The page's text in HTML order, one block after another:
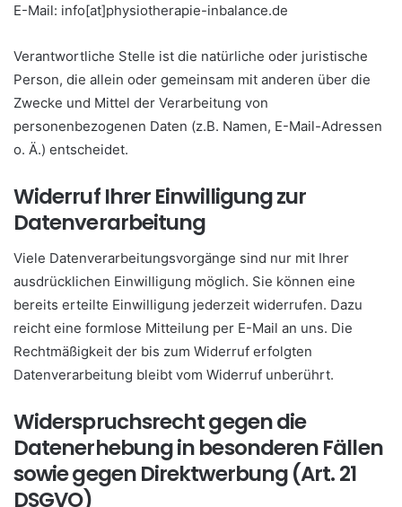
E-Mail: info[at]physiotherapie-inbalance.de
Verantwortliche Stelle ist die natürliche oder juristische
Person, die allein oder gemeinsam mit anderen über die
Zwecke und Mittel der Verarbeitung von
personenbezogenen Daten (z.B. Namen, E-Mail-Adressen
o. Ä.) entscheidet.
Widerruf Ihrer Einwilligung zur
Datenverarbeitung
Viele Datenverarbeitungsvorgänge sind nur mit Ihrer
ausdrücklichen Einwilligung möglich. Sie können eine
bereits erteilte Einwilligung jederzeit widerrufen. Dazu
reicht eine formlose Mitteilung per E-Mail an uns. Die
Rechtmäßigkeit der bis zum Widerruf erfolgten
Datenverarbeitung bleibt vom Widerruf unberührt.
Widerspruchsrecht gegen die
Datenerhebung in besonderen Fällen
sowie gegen Direktwerbung (Art. 21
DSGVO)